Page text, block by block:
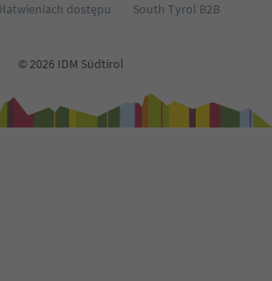
dostępu South Tyrol B2B
© 2026 IDM Südtirol